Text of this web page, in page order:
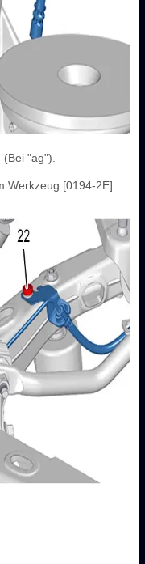
"ag").
Werkzeug [0194-2E].